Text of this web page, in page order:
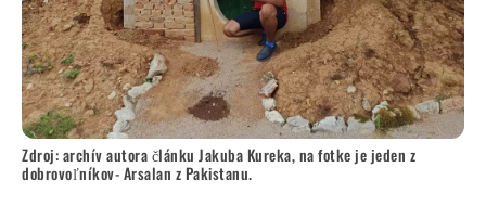
Zdroj: archív autora článku Jakuba Kureka, na fotke je jeden z
dobrovoľníkov- Arsalan z Pakistanu.